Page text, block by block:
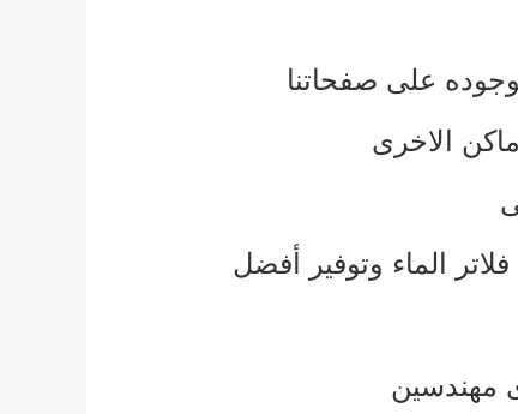
على صفحاتنا
الاخرى
الماء وتوفير أفضل
مهندسين